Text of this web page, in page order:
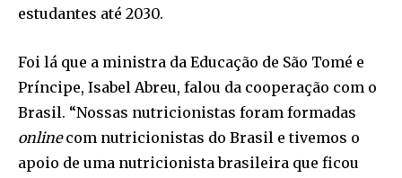
estudantes até 2030.
Foi lá que a ministra da Educação de São Tomé e
Príncipe, Isabel Abreu, falou da cooperação com o
Brasil. “Nossas nutricionistas foram formadas
onlinecom nutricionistas do Brasil e tivemos o
apoio de uma nutricionista brasileira que ficou